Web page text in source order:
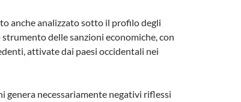
anche analizzato sotto il profilo degli
delle sanzioni economiche, con
attivate dai paesi occidentali nei
genera necessariamente negativi riflessi